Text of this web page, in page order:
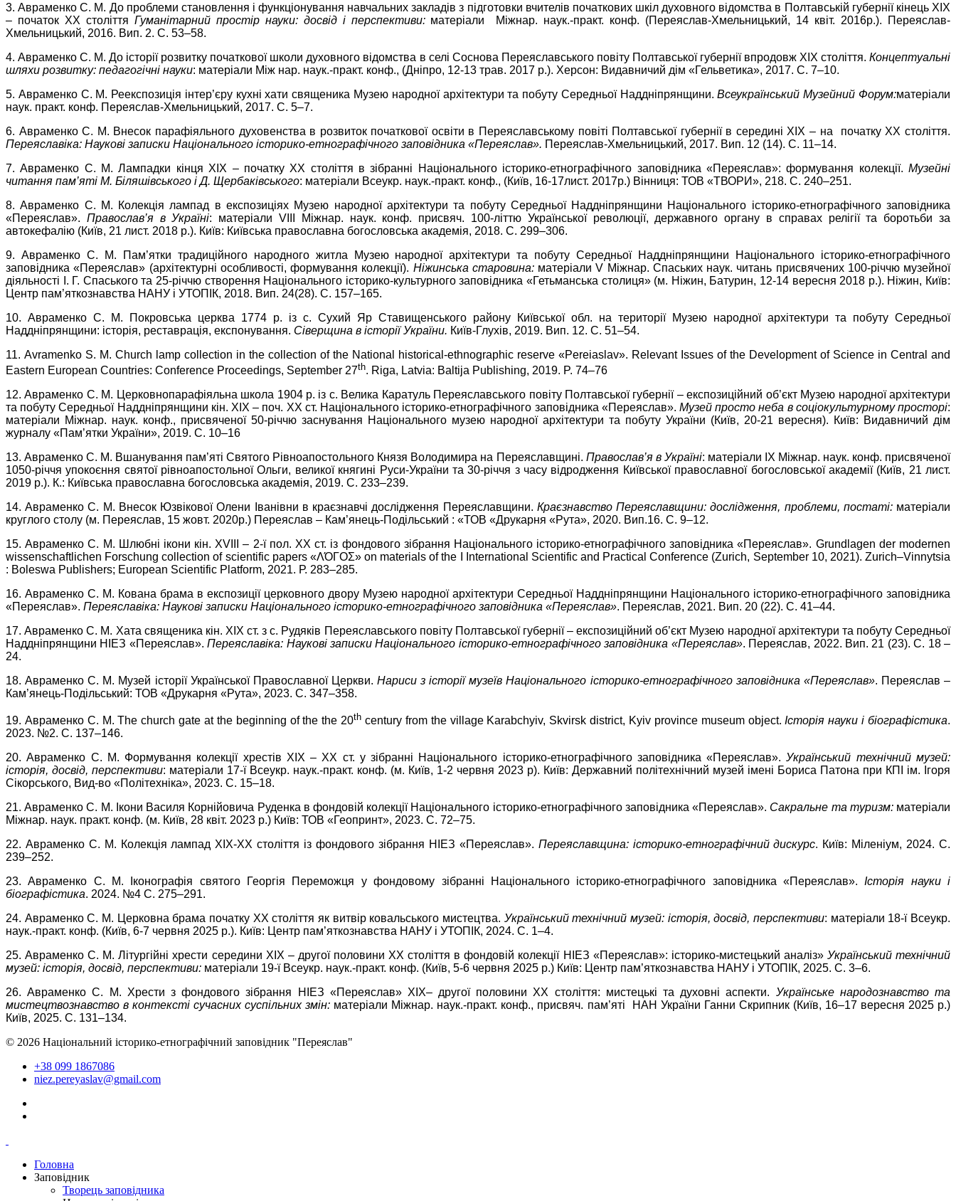
3. Авраменко С. М. До проблеми становлення і функціонування навчальних закладів з підготовки вчителів початкових шкіл духовного відомства в Полтавській губернії кінець ХІХ
– початок ХХ століття Гуманітарний простір науки: досвід і перспективи: матеріали Міжнар. наук.-практ. конф. (Переяслав-Хмельницький, 14 квіт. 2016р.). Переяслав-
Хмельницький, 2016. Вип. 2. С. 53–58.
4. Авраменко С. М. До історії розвитку початкової школи духовного відомства в селі Соснова Переяславського повіту Полтавської губернії впродовж ХІХ століття. Концептуальні
шляхи розвитку: педагогічні науки: матеріали Між нар. наук.-практ. конф., (Дніпро, 12-13 трав. 2017 р.). Херсон: Видавничий дім «Гельветика», 2017. С. 7–10.
5. Авраменко С. М. Реекспозиція інтер’єру кухні хати священика Музею народної архітектури та побуту Середньої Наддніпрянщини.Всеукраїнський Музейний Форум:матеріали
наук. практ. конф. Переяслав-Хмельницький, 2017. С. 5–7.
6. Авраменко С. М. Внесок парафіяльного духовенства в розвиток початкової освіти в Переяславському повіті Полтавської губернії в середині ХІХ – на початку ХХ століття.
Переяславіка: Наукові записки Національного історико-етнографічного заповідника «Переяслав». Переяслав-Хмельницький, 2017. Вип. 12 (14). C. 11–14.
7. Авраменко С. М. Лампадки кінця ХІХ – початку ХХ століття в зібранні Національного історико-етнографічного заповідника «Переяслав»: формування колекції. Музейні
читання пам’яті М. Біляшівського і Д. Щербаківського: матеріали Всеукр. наук.-практ. конф., (Київ, 16-17лист. 2017р.) Вінниця: ТОВ «ТВОРИ», 218. С. 240–251.
8. Авраменко С. М. Колекція лампад в експозиціях Музею народної архітектури та побуту Середньої Наддніпрянщини Національного історико-етнографічного заповідника
«Переяслав». Православ’я в Україні: матеріали VІІІ Міжнар. наук. конф. присвяч. 100-літтю Української революції, державного органу в справах релігії та боротьби за
автокефалію (Київ, 21 лист. 2018 р.). Київ: Київська православна богословська академія, 2018. С. 299–306.
9. Авраменко С. М. Пам’ятки традиційного народного житла Музею народної архітектури та побуту Середньої Наддніпрянщини Національного історико-етнографічного
заповідника «Переяслав» (архітектурні особливості, формування колекції). Ніжинська старовина: матеріали V Міжнар. Спаських наук. читань присвячених 100-річчю музейної
діяльності І. Г. Спаського та 25-річчю створення Національного історико-культурного заповідника «Гетьманська столиця» (м. Ніжин, Батурин, 12-14 вересня 2018 р.). Ніжин, Київ:
Центр пам’яткознавства НАНУ і УТОПІК, 2018. Вип. 24(28). С. 157–165.
10. Авраменко С. М. Покровська церква 1774 р. із с. Сухий Яр Ставищенського району Київської обл. на території Музею народної архітектури та побуту Середньої
Наддніпрянщини: історія, реставрація, експонування. Сіверщина в історії України. Київ-Глухів, 2019. Вип. 12. С. 51–54.
11. Аvramenko S. M. Church lamp collection in the collection of the National historical-ethnographic reserve «Рereiaslav». Relevant Issues of the Development of Science in Central and
Eastern European Countries: Conference Proceedings, September 27th. Riga, Latvia: Baltija Publishing, 2019. P. 74–76
12. Авраменко С. М. Церковнопарафіяльна школа 1904 р. із с. Велика Каратуль Переяславського повіту Полтавської губернії – експозиційний об’єкт Музею народної архітектури
та побуту Середньої Наддніпрянщини кін. ХІХ – поч. ХХ ст. Національного історико-етнографічного заповідника «Переяслав». Музей просто неба в соціокультурному просторі:
матеріали Міжнар. наук. конф., присвяченої 50-річчю заснування Національного музею народної архітектури та побуту України (Київ, 20-21 вересня). Київ: Видавничий дім
журналу «Пам’ятки України», 2019. С. 10–16
13. Авраменко С. М. Вшанування пам’яті Святого Рівноапостольного Князя Володимира на Переяславщині. Православ’я в Україні: матеріали ІХ Міжнар. наук. конф. присвяченої
1050-річчя упокоєння святої рівноапостольної Ольги, великої княгині Руси-України та 30-річчя з часу відродження Київської православної богословської академії (Київ, 21 лист.
2019 р.). К.: Київська православна богословська академія, 2019. С. 233–239.
14. Авраменко С. М. Внесок Юзвікової Олени Іванівни в краєзнавчі дослідження Переяславщини. Краєзнавство Переяславщини: дослідження, проблеми, постаті: матеріали
круглого столу (м. Переяслав, 15 жовт. 2020р.) Переяслав – Кам’янець-Подільський : «ТОВ «Друкарня «Рута», 2020. Вип.16. С. 9–12.
15. Авраменко С. М. Шлюбні ікони кін. ХVIIІ – 2-ї пол. ХХ ст. із фондового зібрання Національного історико-етнографічного заповідника «Переяслав». Grundlagen der modernen
wissenschaftlichen Forschung collection of scientific papers «ΛΌГOΣ» on materials of the I International Scientific and Practical Conference (Zurich, September 10, 2021). Zurich–Vinnytsia
: Boleswa Publishers; European Scientific Platform, 2021. Р. 283–285.
16. Авраменко С. М. Кована брама в експозиції церковного двору Музею народної архітектури Середньої Наддніпрянщини Національного історико-етнографічного заповідника
«Переяслав». Переяславіка: Наукові записки Національного історико-етнографічного заповідника «Переяслав». Переяслав, 2021. Вип. 20 (22). С. 41–44.
17. Авраменко С. М. Хата священика кін. ХІХ ст. з с. Рудяків Переяславського повіту Полтавської губернії – експозиційний об’єкт Музею народної архітектури та побуту Середньої
Наддніпрянщини НІЕЗ «Переяслав».Переяславіка: Наукові записки Національного історико-етнографічного заповідника «Переяслав». Переяслав, 2022. Вип. 21 (23). С. 18 –
24.
18. Авраменко С. М. Музей історії Української Православної Церкви. Нариси з історії музеїв Національного історико-етнографічного заповідника «Переяслав». Переяслав –
Кам’янець-Подільський: ТОВ «Друкарня «Рута», 2023. С. 347–358.
19. Авраменко С. М. The church gate at the beginning of the the 20th century from the village Karabchyiv, Skvirsk district, Kyiv province museum object.Історія науки і біографістика.
2023. №2. С. 137–146.
20. Авраменко С. М. Формування колекції хрестів ХІХ – ХХ ст. у зібранні Національного історико-етнографічного заповідника «Переяслав».Український технічний музей:
історія, досвід, перспективи: матеріали 17-ї Всеукр. наук.-практ. конф. (м. Київ, 1-2 червня 2023 р). Київ: Державний політехнічний музей імені Бориса Патона при КПІ ім. Ігоря
Сікорського, Вид-во «Політехніка», 2023. С. 15–18.
21. Авраменко С. М. Ікони Василя Корнійовича Руденка в фондовій колекції Національного історико-етнографічного заповідника «Переяслав». Сакральне та туризм: матеріали
Міжнар. наук. практ. конф. (м. Київ, 28 квіт. 2023 р.) Київ: ТОВ «Геопринт», 2023. С. 72–75.
22. Авраменко С. М. Колекція лампад ХІХ-ХХ століття із фондового зібрання НІЕЗ «Переяслав». Переяславщина: історико-етнографічний дискурс. Київ: Міленіум, 2024. С.
239–252.
23. Авраменко С. М. Іконографія святого Георгія Переможця у фондовому зібранні Національного історико-етнографічного заповідника «Переяслав».Історія науки і
біографістика. 2024. №4 С. 275–291.
24. Авраменко С. М. Церковна брама початку ХХ століття як витвір ковальського мистецтва. Український технічний музей: історія, досвід, перспективи: матеріали 18-ї Всеукр.
наук.-практ. конф. (Київ, 6-7 червня 2025 р.). Київ: Центр пам’яткознавства НАНУ і УТОПІК, 2024. С. 1–4.
25. Авраменко С. М. Літургійні хрести середини XIX – другої половини XX століття в фондовій колекції НІЕЗ «Переяслав»: історико-мистецький аналіз» Український технічний
музей: історія, досвід, перспективи: матеріали 19-ї Всеукр. наук.-практ. конф. (Київ, 5-6 червня 2025 р.) Київ: Центр пам’яткознавства НАНУ і УТОПІК, 2025. С. 3–6.
26. Авраменко С. М. Хрести з фондового зібрання НІЕЗ «Переяслав» ХІХ– другої половини ХХ століття: мистецькі та духовні аспекти. Українське народознавство та
мистецтвознавство в контексті сучасних суспільних змін: матеріали Міжнар. наук.-практ. конф., присвяч. пам’яті
НАН України Ганни Скрипник (Київ, 16–17 вересня 2025 р.)
Київ, 2025. С. 131–134.
© 2026 Національний історико-етнографічний заповідник "Переяслав"
+38 099 1867086
niez.pereyaslav@gmail.com
Головна
Заповідник
Творець заповідника